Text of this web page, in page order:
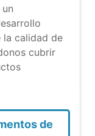
la calidad de
cubrir
de